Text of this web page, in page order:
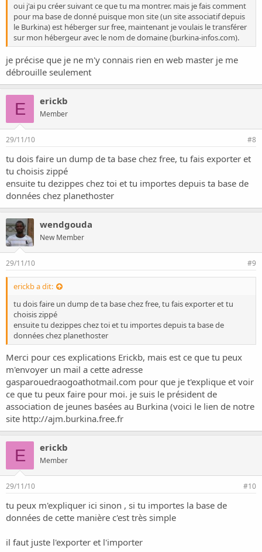
oui j'ai pu créer suivant ce que tu ma montrer. mais je fais comment
pour ma base de donné puisque mon site (un site associatif depuis
le Burkina) est héberger sur free, maintenant je voulais le transférer
sur mon hébergeur avec le nom de domaine (burkina-infos.com).
je précise que je ne m'y connais rien en web master je me
débrouille seulement
E erickb
Member
29/11/10 #8
tu dois faire un dump de ta base chez free, tu fais exporter et
tu choisis zippé
ensuite tu dezippes chez toi et tu importes depuis ta base de
données chez planethoster
wendgouda
New Member
29/11/10 #9
erickb a dit:
tu dois faire un dump de ta base chez free, tu fais exporter et tu
choisis zippé
ensuite tu dezippes chez toi et tu importes depuis ta base de
données chez planethoster
Merci pour ces explications Erickb, mais est ce que tu peux
m'envoyer un mail a cette adresse
gasparouedraogoathotmail.com pour que je t'explique et voir
ce que tu peux faire pour moi. je suis le président de
association de jeunes basées au Burkina (voici le lien de notre
site http://ajm.burkina.free.fr
E erickb
Member
29/11/10 #10
tu peux m'expliquer ici sinon , si tu importes la base de
données de cette manière c'est très simple
il faut juste l'exporter et l'importer